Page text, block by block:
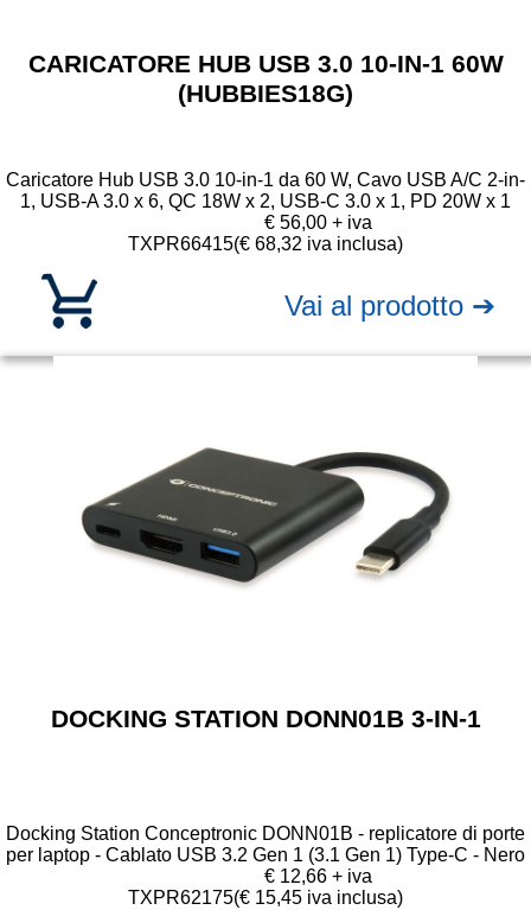
CARICATORE HUB USB 3.0 10-IN-1 60W
(HUBBIES18G)
Caricatore Hub USB 3.0 10-in-1 da 60 W, Cavo USB A/C 2-in-
1, USB-A 3.0 x 6, QC 18W x 2, USB-C 3.0 x 1, PD 20W x 1
TXPR66415
€ 56,00 + iva
(€ 68,32 iva inclusa)
Vai al prodotto ➔
DOCKING STATION DONN01B 3-IN-1
Docking Station Conceptronic DONN01B - replicatore di porte
per laptop - Cablato USB 3.2 Gen 1 (3.1 Gen 1) Type-C - Nero
TXPR62175
€ 12,66 + iva
(€ 15,45 iva inclusa)